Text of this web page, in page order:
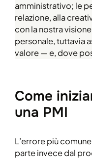
amministrativo; le
relazione, alla
con la nostra
personale, tuttavia
valore — e, dove
Come
una PMI
L’errore più
parte invece dal